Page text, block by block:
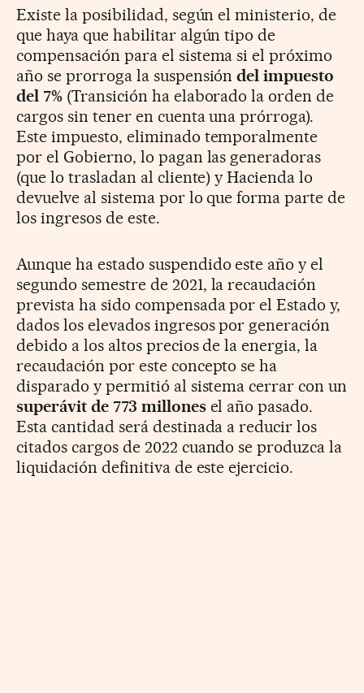
Existe la posibilidad, según el ministerio, de
que haya que habilitar algún tipo de
compensación para el sistema si el próximo
año se prorroga la suspensióndel impuesto
del 7%(Transición ha elaborado la orden de
cargos sin tener en cuenta una prórroga).
Este impuesto, eliminado temporalmente
por el Gobierno, lo pagan las generadoras
(que lo trasladan al cliente) y Hacienda lo
devuelve al sistema por lo que forma parte de
los ingresos de este.
Aunque ha estado suspendido este año y el
segundo semestre de 2021, la recaudación
prevista ha sido compensada por el Estado y,
dados los elevados ingresos por generación
debido a los altos precios de la energia, la
recaudación por este concepto se ha
disparado y permitió al sistema cerrar con un
superávit de 773 millonesel año pasado.
Esta cantidad será destinada a reducir los
citados cargos de 2022 cuando se produzca la
liquidación definitiva de este ejercicio.